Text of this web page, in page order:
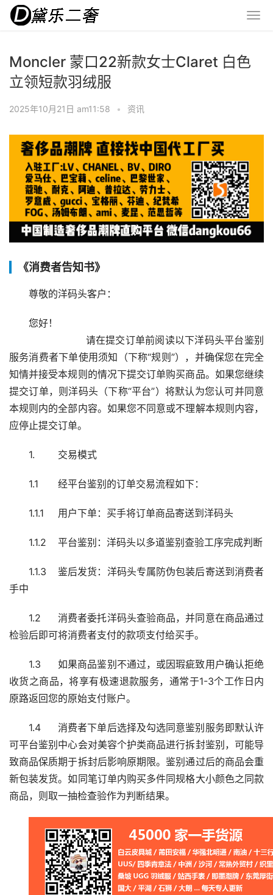
Moncler 蒙口22新款女士Claret 白色
立领短款羽绒服
2025年10月21日 am11:58 • 资讯
《消费者告知书》
尊敬的洋码头客户：
您好！
服务消费者下单使用须知（下称“规则”），并确保您在完全
知情并接受本规则的情况下提交订单购买商品。如果您继续
提交订单，则洋码头（下称“平台”）将默认为您认可并同意
本规则内的全部内容。如果您不同意或不理解本规则内容，
应停止提交订单。
1.	交易模式
1.1	经平台鉴别的订单交易流程如下：
1.1.1	用户下单：买手将订单商品寄送到洋码头
1.1.2	平台鉴别：洋码头以多道鉴别查验工序完成判断
1.1.3	鉴后发货：洋码头专属防伪包装后寄送到消费者
手中
1.2	消费者委托洋码头查验商品，并同意在商品通过
检验后即可将消费者支付的款项支付给买手。
1.3	如果商品鉴别不通过，或因瑕疵致用户确认拒绝
收货之商品，将享有极速退款服务，通常于1-3个工作日内
原路返回您的原始支付账户。
1.4	消费者下单后选择及勾选同意鉴别服务即默认许
可平台鉴别中心会对美容个护类商品进行拆封鉴别，可能导
致商品保质期于拆封后影响原期限。鉴别通过后的商品会重
新包装发货。如同笔订单内购买多件同规格大小颜色之同款
商品，则取一抽检查验作为判断结果。